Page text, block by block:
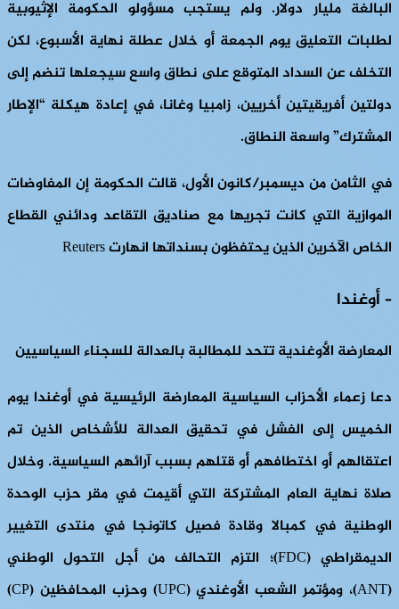
البالغة مليار دولار. ولم يستجب مسؤولو الحكومة الإثيوبية
لطلبات التعليق يوم الجمعة أو خلال عطلة نهاية الأسبوع، لكن
التخلف عن السداد المتوقع على نطاق واسع سيجعلها تنضم إلى
دولتين أفريقيتين أخريين، زامبيا وغانا، في إعادة هيكلة “الإطار
المشترك” واسعة النطاق.
في الثامن من ديسمبر/كانون الأول، قالت الحكومة إن المفاوضات
الموازية التي كانت تجريها مع صناديق التقاعد ودائني القطاع
الخاص الآخرين الذين يحتفظون بسنداتها انهارت Reuters
– أوغندا
المعارضة الأوغندية تتحد للمطالبة بالعدالة للسجناء السياسيين
دعا زعماء الأحزاب السياسية المعارضة الرئيسية في أوغندا يوم
الخميس إلى الفشل في تحقيق العدالة للأشخاص الذين تم
اعتقالهم أو اختطافهم أو قتلهم بسبب آرائهم السياسية. وخلال
صلاة نهاية العام المشتركة التي أقيمت في مقر حزب الوحدة
الوطنية في كمبالا وقادة فصيل كاتونجا في منتدى التغيير
الديمقراطي (FDC)؛ التزم التحالف من أجل التحول الوطني
(ANT)، ومؤتمر الشعب الأوغندي (UPC) وحزب المحافظين (CP)